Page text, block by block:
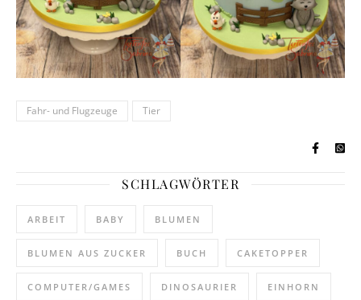
Fahr- und Flugzeuge Tier
SCHLAGWÖRTER
ARBEIT BABY BLUMEN
BLUMEN AUS ZUCKER BUCH CAKETOPPER
COMPUTER/GAMES DINOSAURIER EINHORN